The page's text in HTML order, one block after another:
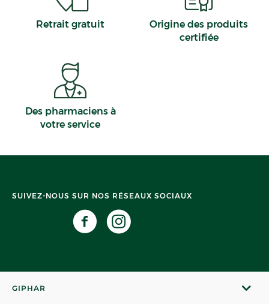
Retrait gratuit
Origine des produits
certifiée
Des pharmaciens à
votre service
SUIVEZ-NOUS SUR NOS RÉSEAUX SOCIAUX
GIPHAR